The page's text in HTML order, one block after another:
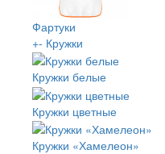
Фартуки
+- Кружки
Кружки белые
Кружки цветные
Кружки «Хамелеон»